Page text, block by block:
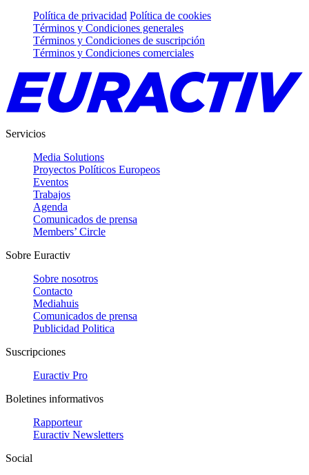
Política de privacidad Política de cookies
Términos y Condiciones generales
Términos y Condiciones de suscripción
Términos y Condiciones comerciales
Servicios
Media Solutions
Proyectos Políticos Europeos
Eventos
Trabajos
Agenda
Comunicados de prensa
Members’ Circle
Sobre Euractiv
Sobre nosotros
Contacto
Mediahuis
Comunicados de prensa
Publicidad Politica
Suscripciones
Euractiv Pro
Boletines informativos
Rapporteur
Euractiv Newsletters
Social